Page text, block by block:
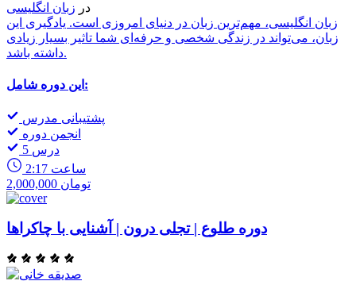
در زبان انگلیسی
زبان انگلیسی، مهم‌ترین زبان در دنیای امروزی است. یادگیری این
زبان، می‌تواند در زندگی شخصی و حرفه‌ای شما تاثیر بسیار زیادی
داشته باشد.
این دوره شامل:
پشتیبانی مدرس
انجمن دوره
5 درس
2:17 ساعت
2,000,000 تومان
دوره طلوع | تجلی درون | آشنایی با چاکراها